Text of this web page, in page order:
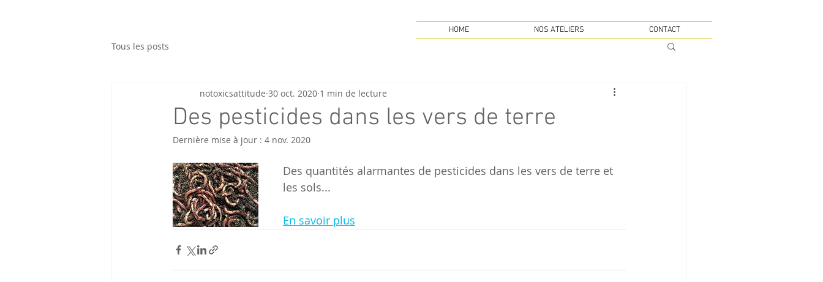
Tous les posts
Des pesticides dans les vers de terre
notoxicsattitude 30 oct. 2020 1 min de lecture
Dernière mise à jour : 4 nov. 2020
Des quantités alarmantes de pesticides dans les vers de terre et
les sols...
En savoir plus
HOME NOS ATELIERS CONTACT